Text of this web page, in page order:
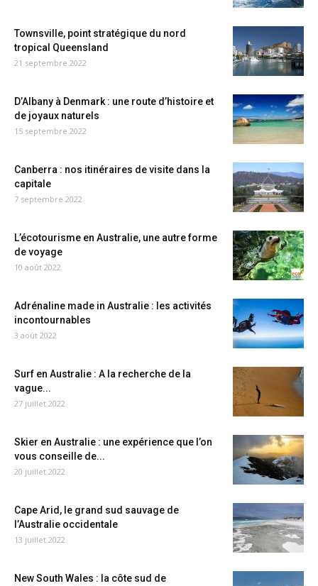
Townsville, point stratégique du nord
tropical Queensland
21 septembre 2022
D’Albany à Denmark : une route d’histoire et
de joyaux naturels
15 septembre 2022
Canberra : nos itinéraires de visite dans la
capitale
7 septembre 2022
L’écotourisme en Australie, une autre forme
de voyage
10 août 2022
Adrénaline made in Australie : les activités
incontournables
3 août 2022
Surf en Australie : A la recherche de la
vague...
27 juillet 2022
Skier en Australie : une expérience que l’on
vous conseille de...
20 juillet 2022
Cape Arid, le grand sud sauvage de
l’Australie occidentale
13 juillet 2022
New South Wales : la côte sud de